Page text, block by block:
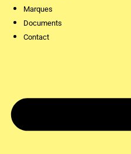
Marques
Documents
Contact